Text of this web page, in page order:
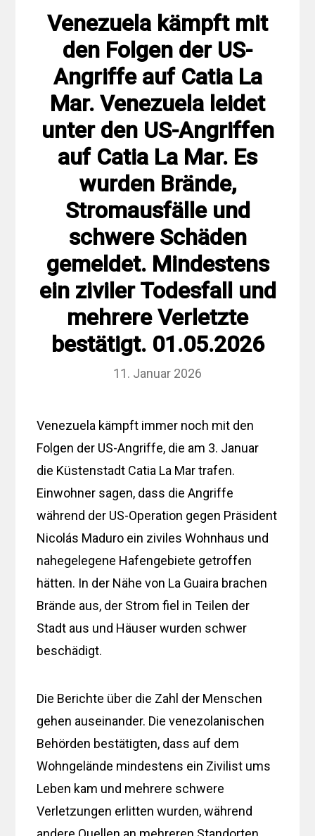
Venezuela kämpft mit
den Folgen der US-
Angriffe auf Catia La
Mar. Venezuela leidet
unter den US-Angriffen
auf Catia La Mar. Es
wurden Brände,
Stromausfälle und
schwere Schäden
gemeldet. Mindestens
ein ziviler Todesfall und
mehrere Verletzte
bestätigt. 01.05.2026
11. Januar 2026
Venezuela kämpft immer noch mit den
Folgen der US-Angriffe, die am 3. Januar
die Küstenstadt Catia La Mar trafen.
Einwohner sagen, dass die Angriffe
während der US-Operation gegen Präsident
Nicolás Maduro ein ziviles Wohnhaus und
nahegelegene Hafengebiete getroffen
hätten. In der Nähe von La Guaira brachen
Brände aus, der Strom fiel in Teilen der
Stadt aus und Häuser wurden schwer
beschädigt.
Die Berichte über die Zahl der Menschen
gehen auseinander. Die venezolanischen
Behörden bestätigten, dass auf dem
Wohngelände mindestens ein Zivilist ums
Leben kam und mehrere schwere
Verletzungen erlitten wurden, während